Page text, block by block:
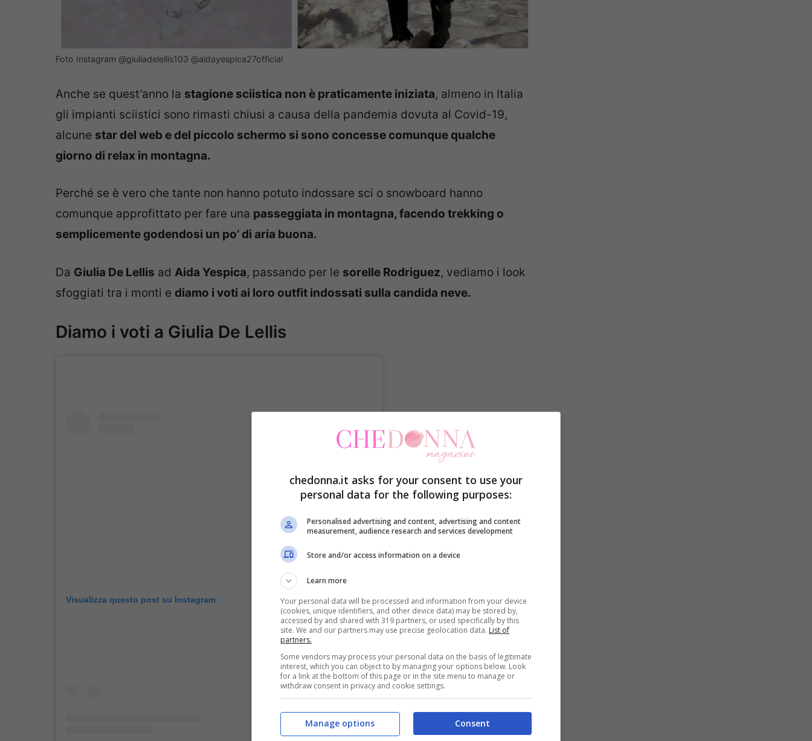
Foto Instagram @giuliadelellis103 @aidayespica27official
Anche se quest’anno la stagione sciistica non è praticamente iniziata, almeno in Italia
gli impianti sciistici sono rimasti chiusi a causa della pandemia dovuta al Covid-19,
alcune star del web e del piccolo schermo si sono concesse comunque qualche
giorno di relax in montagna.
Perché se è vero che tante non hanno potuto indossare sci o snowboard hanno
comunque approfittato per fare una passeggiata in montagna, facendo trekking o
semplicemente godendosi un po’ di aria buona.
Da Giulia De Lellis ad Aida Yespica, passando per le sorelle Rodriguez, vediamo i look
sfoggiati tra i monti e diamo i voti ai loro outfit indossati sulla candida neve.
Diamo i voti a Giulia De Lellis
Visualizza questo post su Instagram
chedonna.it asks for your consent to use your
personal data for the following purposes:
Personalised advertising and content, advertising and content
measurement, audience research and services development
Store and/or access information on a device
Learn more
Your personal data will be processed and information from your device
(cookies, unique identifiers, and other device data) may be stored by,
accessed by and shared with 319 partners, or used specifically by this
site. We and our partners may use precise geolocation data. List of
partners.
Some vendors may process your personal data on the basis of legitimate
interest, which you can object to by managing your options below. Look
for a link at the bottom of this page or in the site menu to manage or
withdraw consent in privacy and cookie settings.
Consent
Manage options